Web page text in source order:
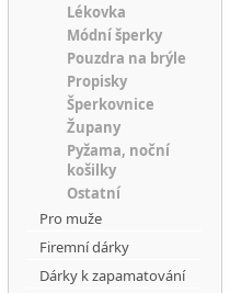
Lékovka
Módní šperky
Pouzdra na brýle
Propisky
Šperkovnice
Župany
Pyžama, noční
košilky
Ostatní
Pro muže
Firemní dárky
Dárky k zapamatování